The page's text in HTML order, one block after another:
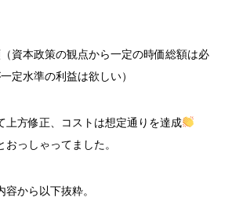
（資本政策の観点から一定の時価総額は必
定水準の利益は欲しい）
上方修正、コストは想定通りを達成
っしゃってました。
から以下抜粋。